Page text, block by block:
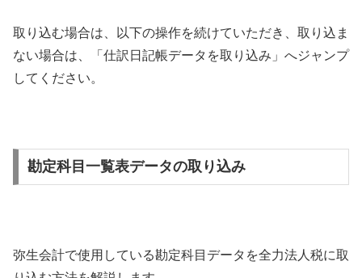
取り込む場合は、以下の操作を続けていただき、取り込ま
ない場合は、「仕訳日記帳データを取り込み」へジャンプ
してください。
勘定科目一覧表データの取り込み
弥生会計で使用している勘定科目データを全力法人税に取